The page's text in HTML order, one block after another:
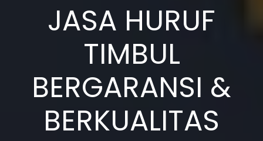
JASA HURUF
TIMBUL
BERGARANSI &
BERKUALITAS